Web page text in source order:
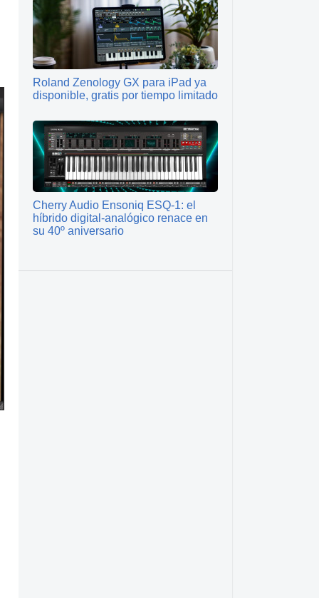
Roland Zenology GX para iPad ya
disponible, gratis por tiempo limitado
Cherry Audio Ensoniq ESQ‑1: el
híbrido digital‑analógico renace en
su 40º aniversario